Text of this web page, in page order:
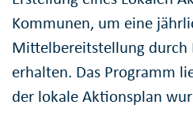
Kommunen, um eine
Mittelbereitstellung durch
erhalten. Das Programm
der lokale Aktionsplan